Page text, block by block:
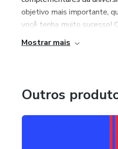
objetivo mais importante,
você tenha muito sucesso!
Mostrar mais
Outros